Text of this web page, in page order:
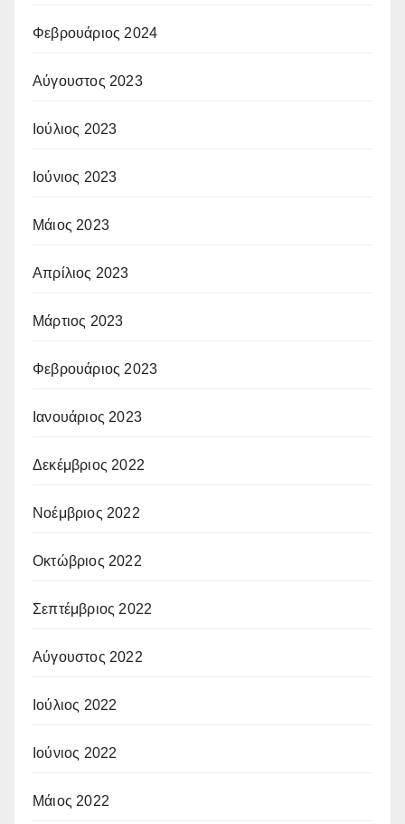
Φεβρουάριος 2024
Αύγουστος 2023
Ιούλιος 2023
Ιούνιος 2023
Μάιος 2023
Απρίλιος 2023
Μάρτιος 2023
Φεβρουάριος 2023
Ιανουάριος 2023
Δεκέμβριος 2022
Νοέμβριος 2022
Οκτώβριος 2022
Σεπτέμβριος 2022
Αύγουστος 2022
Ιούλιος 2022
Ιούνιος 2022
Μάιος 2022